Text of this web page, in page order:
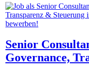
Senior
Governance,